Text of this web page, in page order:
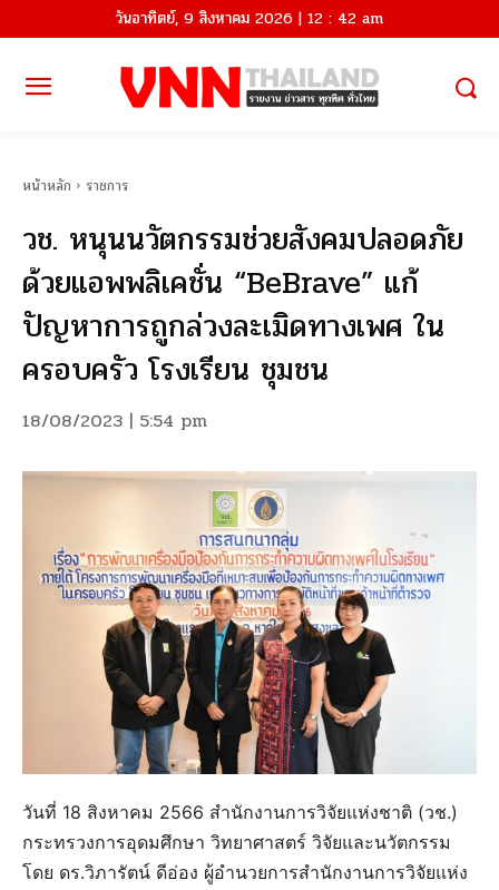
วันอาทิตย์, 9 สิงหาคม 2026 | 12 : 42 am
หน้าหลัก ราชการ
วช. หนุนนวัตกรรมช่วยสังคมปลอดภัย
ด้วยแอพพลิเคชั่น “BeBrave” แก้
ปัญหาการถูกล่วงละเมิดทางเพศ ใน
ครอบครัว โรงเรียน ชุมชน
18/08/2023 | 5:54 pm
วันที่ 18 สิงหาคม 2566 สำนักงานการวิจัยแห่งชาติ (วช.)
กระทรวงการอุดมศึกษา วิทยาศาสตร์ วิจัยและนวัตกรรม
โดย ดร.วิภารัตน์ ดีอ่อง ผู้อำนวยการสำนักงานการวิจัยแห่ง